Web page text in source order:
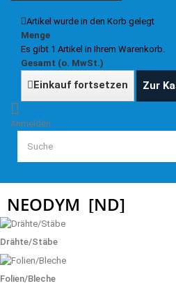
Artikel wurde in den Korb gelegt
Menge
Es gibt 1 Artikel in Ihrem Warenkorb.
Gesamt (o. MwSt.)
Einkauf fortsetzen Zur
Anmelden
NEODYM [ND]
Drähte/Stäbe
Folien/Bleche